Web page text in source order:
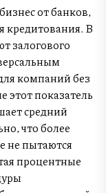
от банков,
кредитования. В
залогового
компаний без
этот показатель
средний
что более
не пытаются
процентные